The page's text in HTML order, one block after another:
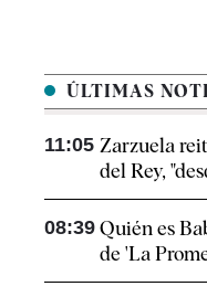
ÚLTIMAS
11:05 Zarzuela
del Rey,
08:39 Quién es
de 'La